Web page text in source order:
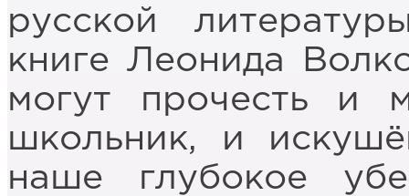
русской
книге Леонида
могут прочесть и
школьник, и
наше глубокое